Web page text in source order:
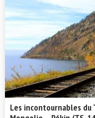
Les incontournables du